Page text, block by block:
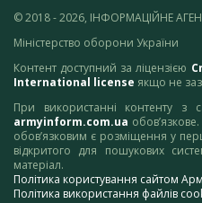
© 2018 - 2026, ІНФОРМАЦІЙНЕ
Міністерство оборони України
Контент доступний за ліцензією
International license якщо не
При використанні контенту з
armyinform.com.ua
обов’язковим є розміщення у
відкритого для пошукових
матеріал.
Політика користування сайтом
Політика використання файлів